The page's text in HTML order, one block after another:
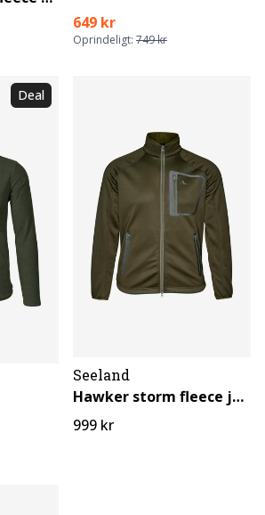
649 kr
Oprindeligt: 749 kr
Deal
Seeland
Hawker storm fleece jakke
999 kr